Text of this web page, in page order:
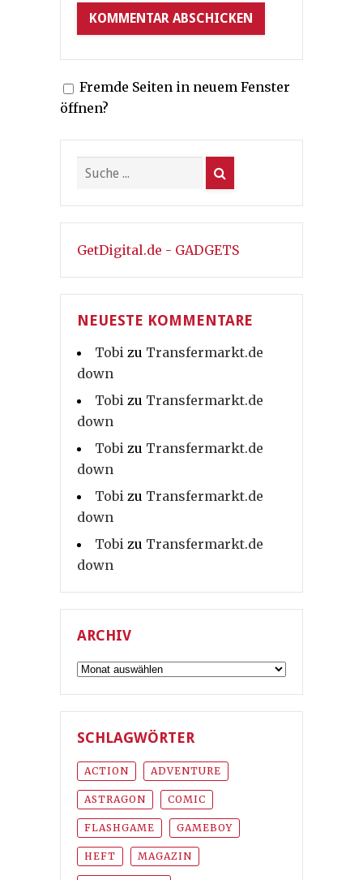
Fremde Seiten in neuem Fenster
öffnen?
GetDigital.de - GADGETS
NEUESTE KOMMENTARE
Tobi zu Transfermarkt.de
down
Tobi zu Transfermarkt.de
down
Tobi zu Transfermarkt.de
down
Tobi zu Transfermarkt.de
down
Tobi zu Transfermarkt.de
down
ARCHIV
Archiv
SCHLAGWÖRTER
ACTION ADVENTURE
ASTRAGON COMIC
FLASHGAME GAMEBOY
HEFT MAGAZIN